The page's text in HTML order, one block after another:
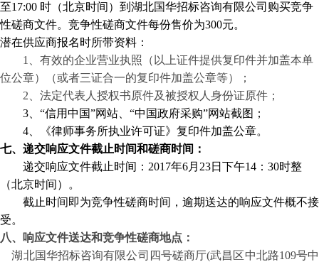
至17:00 时（北京时间）到湖北国华招标咨询有限公司购买竞争
性磋商文件。竞争性磋商文件每份售价为300元。
潜在供应商报名时所带资料：
1、 有效的企业营业执照（以上证件提供复印件并加盖本单
位公章）（或者三证合一的复印件加盖公章等）；
2、 法定代表人授权书原件及被授权人 身份证原件 ；
3、 “信用中国”网站 “中国政府采购”网站截图 ；
4、
《律师事务所执业许可证》复印件加盖公章。
七、递交响应文件截止时间和磋商时间：
递交响应文件截止时间： 2017年6月 23日下午14 ： 30时整
（北京时间）。
截止时间即为竞争性磋商时间，逾期送达的响应文件概不接
受。
八、响应文件送达和竞争性磋商地点：
湖北国华招标咨询有限公司 四号磋商厅(武昌区中北路109号中